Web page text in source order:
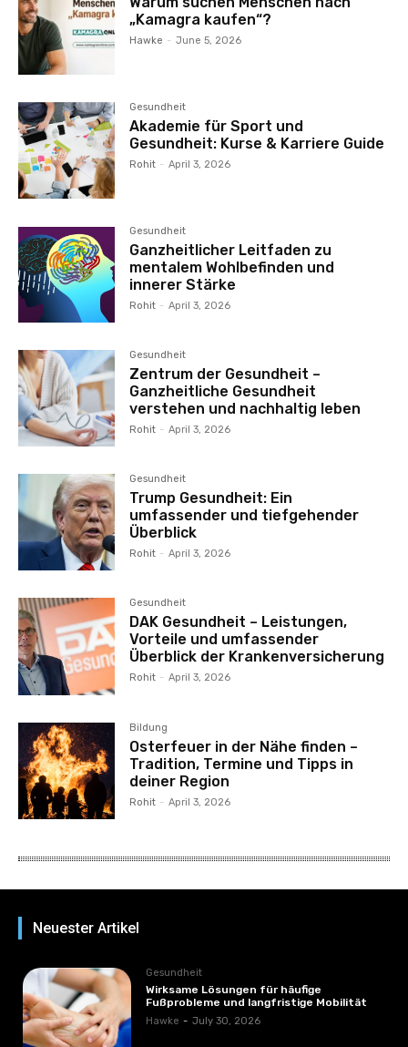
„Kamagra kaufen“?
Hawke - June 5, 2026
Gesundheit
Akademie für Sport und
Gesundheit: Kurse & Karriere Guide
Rohit - April 3, 2026
Gesundheit
Ganzheitlicher Leitfaden zu
mentalem Wohlbefinden und
innerer Stärke
Rohit - April 3, 2026
Gesundheit
Zentrum der Gesundheit –
Ganzheitliche Gesundheit
verstehen und nachhaltig leben
Rohit - April 3, 2026
Gesundheit
Trump Gesundheit: Ein
umfassender und tiefgehender
Überblick
Rohit - April 3, 2026
Gesundheit
DAK Gesundheit – Leistungen,
Vorteile und umfassender
Überblick der Krankenversicherung
Rohit - April 3, 2026
Bildung
Osterfeuer in der Nähe finden –
Tradition, Termine und Tipps in
deiner Region
Rohit - April 3, 2026
Neuester Artikel
Gesundheit
Wirksame Lösungen für häufige
Fußprobleme und langfristige Mobilität
Hawke - July 30, 2026